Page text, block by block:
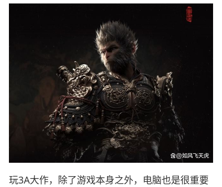
玩3A大作，除了游戏本身之外，电脑也是很重要